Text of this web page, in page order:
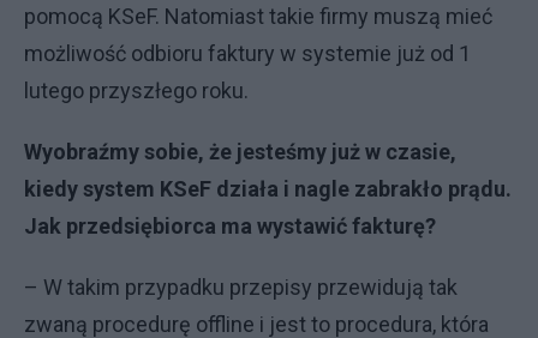
pomocą KSeF. Natomiast takie firmy muszą mieć
możliwość odbioru faktury w systemie już od 1
lutego przyszłego roku.
Wyobraźmy sobie, że jesteśmy już w czasie,
kiedy system KSeF działa i nagle zabrakło prądu.
Jak przedsiębiorca ma wystawić fakturę?
– W takim przypadku przepisy przewidują tak
zwaną procedurę offline i jest to procedura, która